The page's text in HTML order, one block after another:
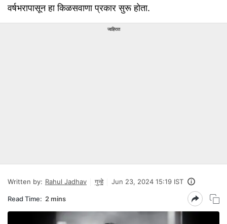
वर्षभरापासून हा किळसवाणा प्रकार सुरू होता.
जाहिरात
Written by: Rahul Jadhav गुन्हे Jun 23, 2024 15:19 IST
Read Time: 2 mins